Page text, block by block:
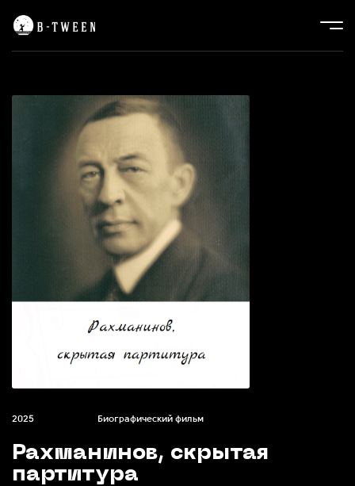
2025 Биографический фильм
Рахманинов, скрытая
партитура